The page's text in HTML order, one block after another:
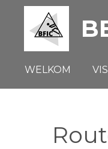
WELKOM